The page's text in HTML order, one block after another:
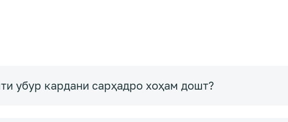
убур кардани сарҳадро хоҳам дошт?